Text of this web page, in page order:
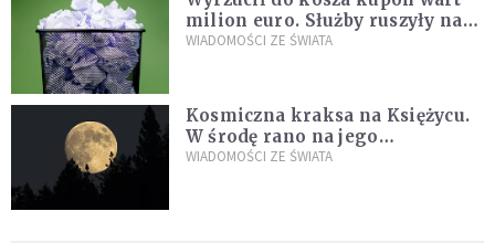
milion euro. Służby ruszyły na
poszukiwania
WIADOMOŚCI ZE ŚWIATA
Kosmiczna kraksa na Księżycu.
W środę rano na jego
powierzchni dojdzie do
WIADOMOŚCI ZE ŚWIATA